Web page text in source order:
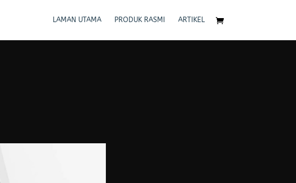
LAMAN UTAMA PRODUK RASMI ARTIKEL